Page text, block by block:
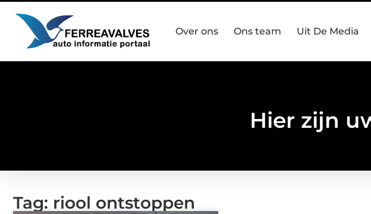
Over ons Ons team Uit De Media
Hier zijn
Tag: riool ontstoppen